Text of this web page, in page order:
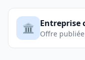
🏛️ Entreprise
Offre